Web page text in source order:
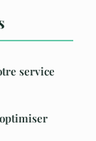
service